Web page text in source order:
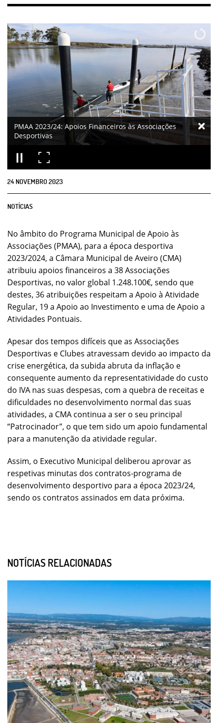
PMAA 2023/24: Apoios Financeiros às Associações
Desportivas
24 NOVEMBRO2023
NOTÍCIAS
No âmbito do Programa Municipal de Apoio às
Associações (PMAA), para a época desportiva
2023/2024, a Câmara Municipal de Aveiro (CMA)
atribuiu apoios financeiros a 38 Associações
Desportivas, no valor global 1.248.100€, sendo que
destes, 36 atribuições respeitam a Apoio à Atividade
Regular, 19 a Apoio ao Investimento e uma de Apoio a
Atividades Pontuais.
Apesar dos tempos difíceis que as Associações
Desportivas e Clubes atravessam devido ao impacto da
crise energética, da subida abruta da inflação e
consequente aumento da representatividade do custo
do IVA nas suas despesas, com a quebra de receitas e
dificuldades no desenvolvimento normal das suas
atividades, a CMA continua a ser o seu principal
“Patrocinador”, o que tem sido um apoio fundamental
para a manutenção da atividade regular.
Assim, o Executivo Municipal deliberou aprovar as
respetivas minutas dos contratos-programa de
desenvolvimento desportivo para a época 2023/24,
sendo os contratos assinados em data próxima.
NOTÍCIAS RELACIONADAS